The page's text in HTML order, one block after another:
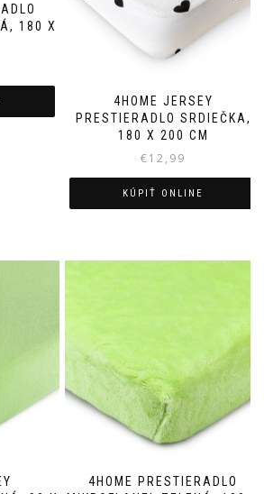
180 X
4HOME JERSEY
PRESTIERADLO SRDIEČKA,
180 X 200 CM
€12,99
KÚPIŤ ONLINE
4HOME PRESTIERADLO